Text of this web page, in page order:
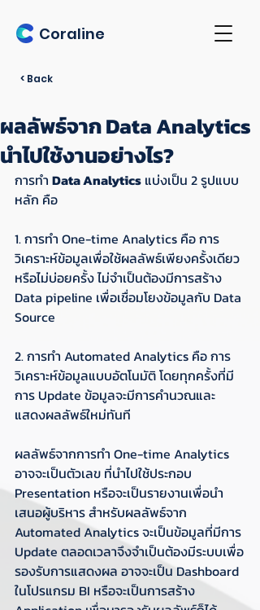
Coraline
< Back
ผลลัพธ์จาก Data Analytics
นำไปใช้งานอย่างไร?
การทำ Data Analytics แบ่งเป็น 2 รูปแบบ
หลัก คือ
1. การทำ One-time Analytics คือ การ
วิเคราะห์ข้อมูลเพื่อใช้ผลลัพธ์เพียงครั้งเดียว
หรือไม่บ่อยครั้ง ไม่จำเป็นต้องมีการสร้าง
Data pipeline เพื่อเชื่อมโยงข้อมูลกับ Data
Source
2. การทำ Automated Analytics คือ การ
วิเคราะห์ข้อมูลแบบอัตโนมัติ โดยทุกครั้งที่มี
การ Update ข้อมูลจะมีการคำนวณและ
แสดงผลลัพธ์ใหม่ทันที
ผลลัพธ์จากการทำ One-time Analytics
อาจจะเป็นตัวเลข ที่นำไปใช้ประกอบ
Presentation หรือจะเป็นรายงานเพื่อนำ
เสนอผู้บริหาร สำหรับผลลัพธ์จาก
Automated Analytics จะเป็นข้อมูลที่มีการ
Update ตลอดเวลาจึงจำเป็นต้องมีระบบเพื่อ
รองรับการแสดงผล อาจจะเป็น Dashboard
ในโปรแกรม BI หรือจะเป็นการสร้าง